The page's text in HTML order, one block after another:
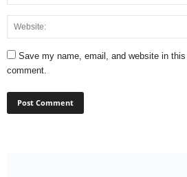
Save my name, email, and website in
comment.